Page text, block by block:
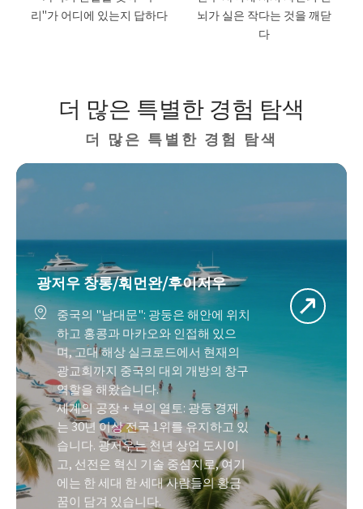
리"가 어디에 있는지 답하다
뇌가 실은 작다는 것을 깨닫
다
더 많은 특별한 경험 탐색
더 많은 특별한 경험 탐색
광저우 창롱/훠먼완/후이저우

중국의 "남대문": 광둥은 해안에 위치
하고 홍콩과 마카오와 인접해 있으
며, 고대 해상 실크로드에서 현재의
광교회까지 중국의 대외 개방의 창구
역할을 해왔습니다.
세계의 공장 + 부의 열토: 광둥 경제
는 30년 이상 전국 1위를 유지하고 있
습니다. 광저우는 천년 상업 도시이
고, 선전은 혁신 기술 중심지로, 여기
에는 한 세대 한 세대 사람들의 황금
꿈이 담겨 있습니다.